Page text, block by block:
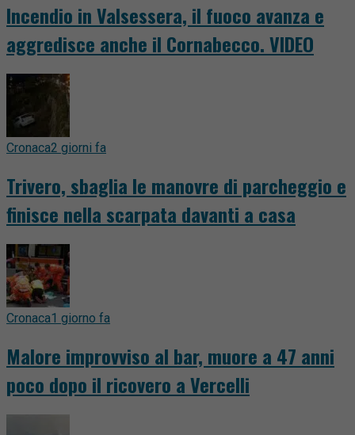
Incendio in Valsessera, il fuoco avanza e
aggredisce anche il Cornabecco. VIDEO
Cronaca2 giorni fa
Trivero, sbaglia le manovre di parcheggio e
finisce nella scarpata davanti a casa
Cronaca1 giorno fa
Malore improvviso al bar, muore a 47 anni
poco dopo il ricovero a Vercelli